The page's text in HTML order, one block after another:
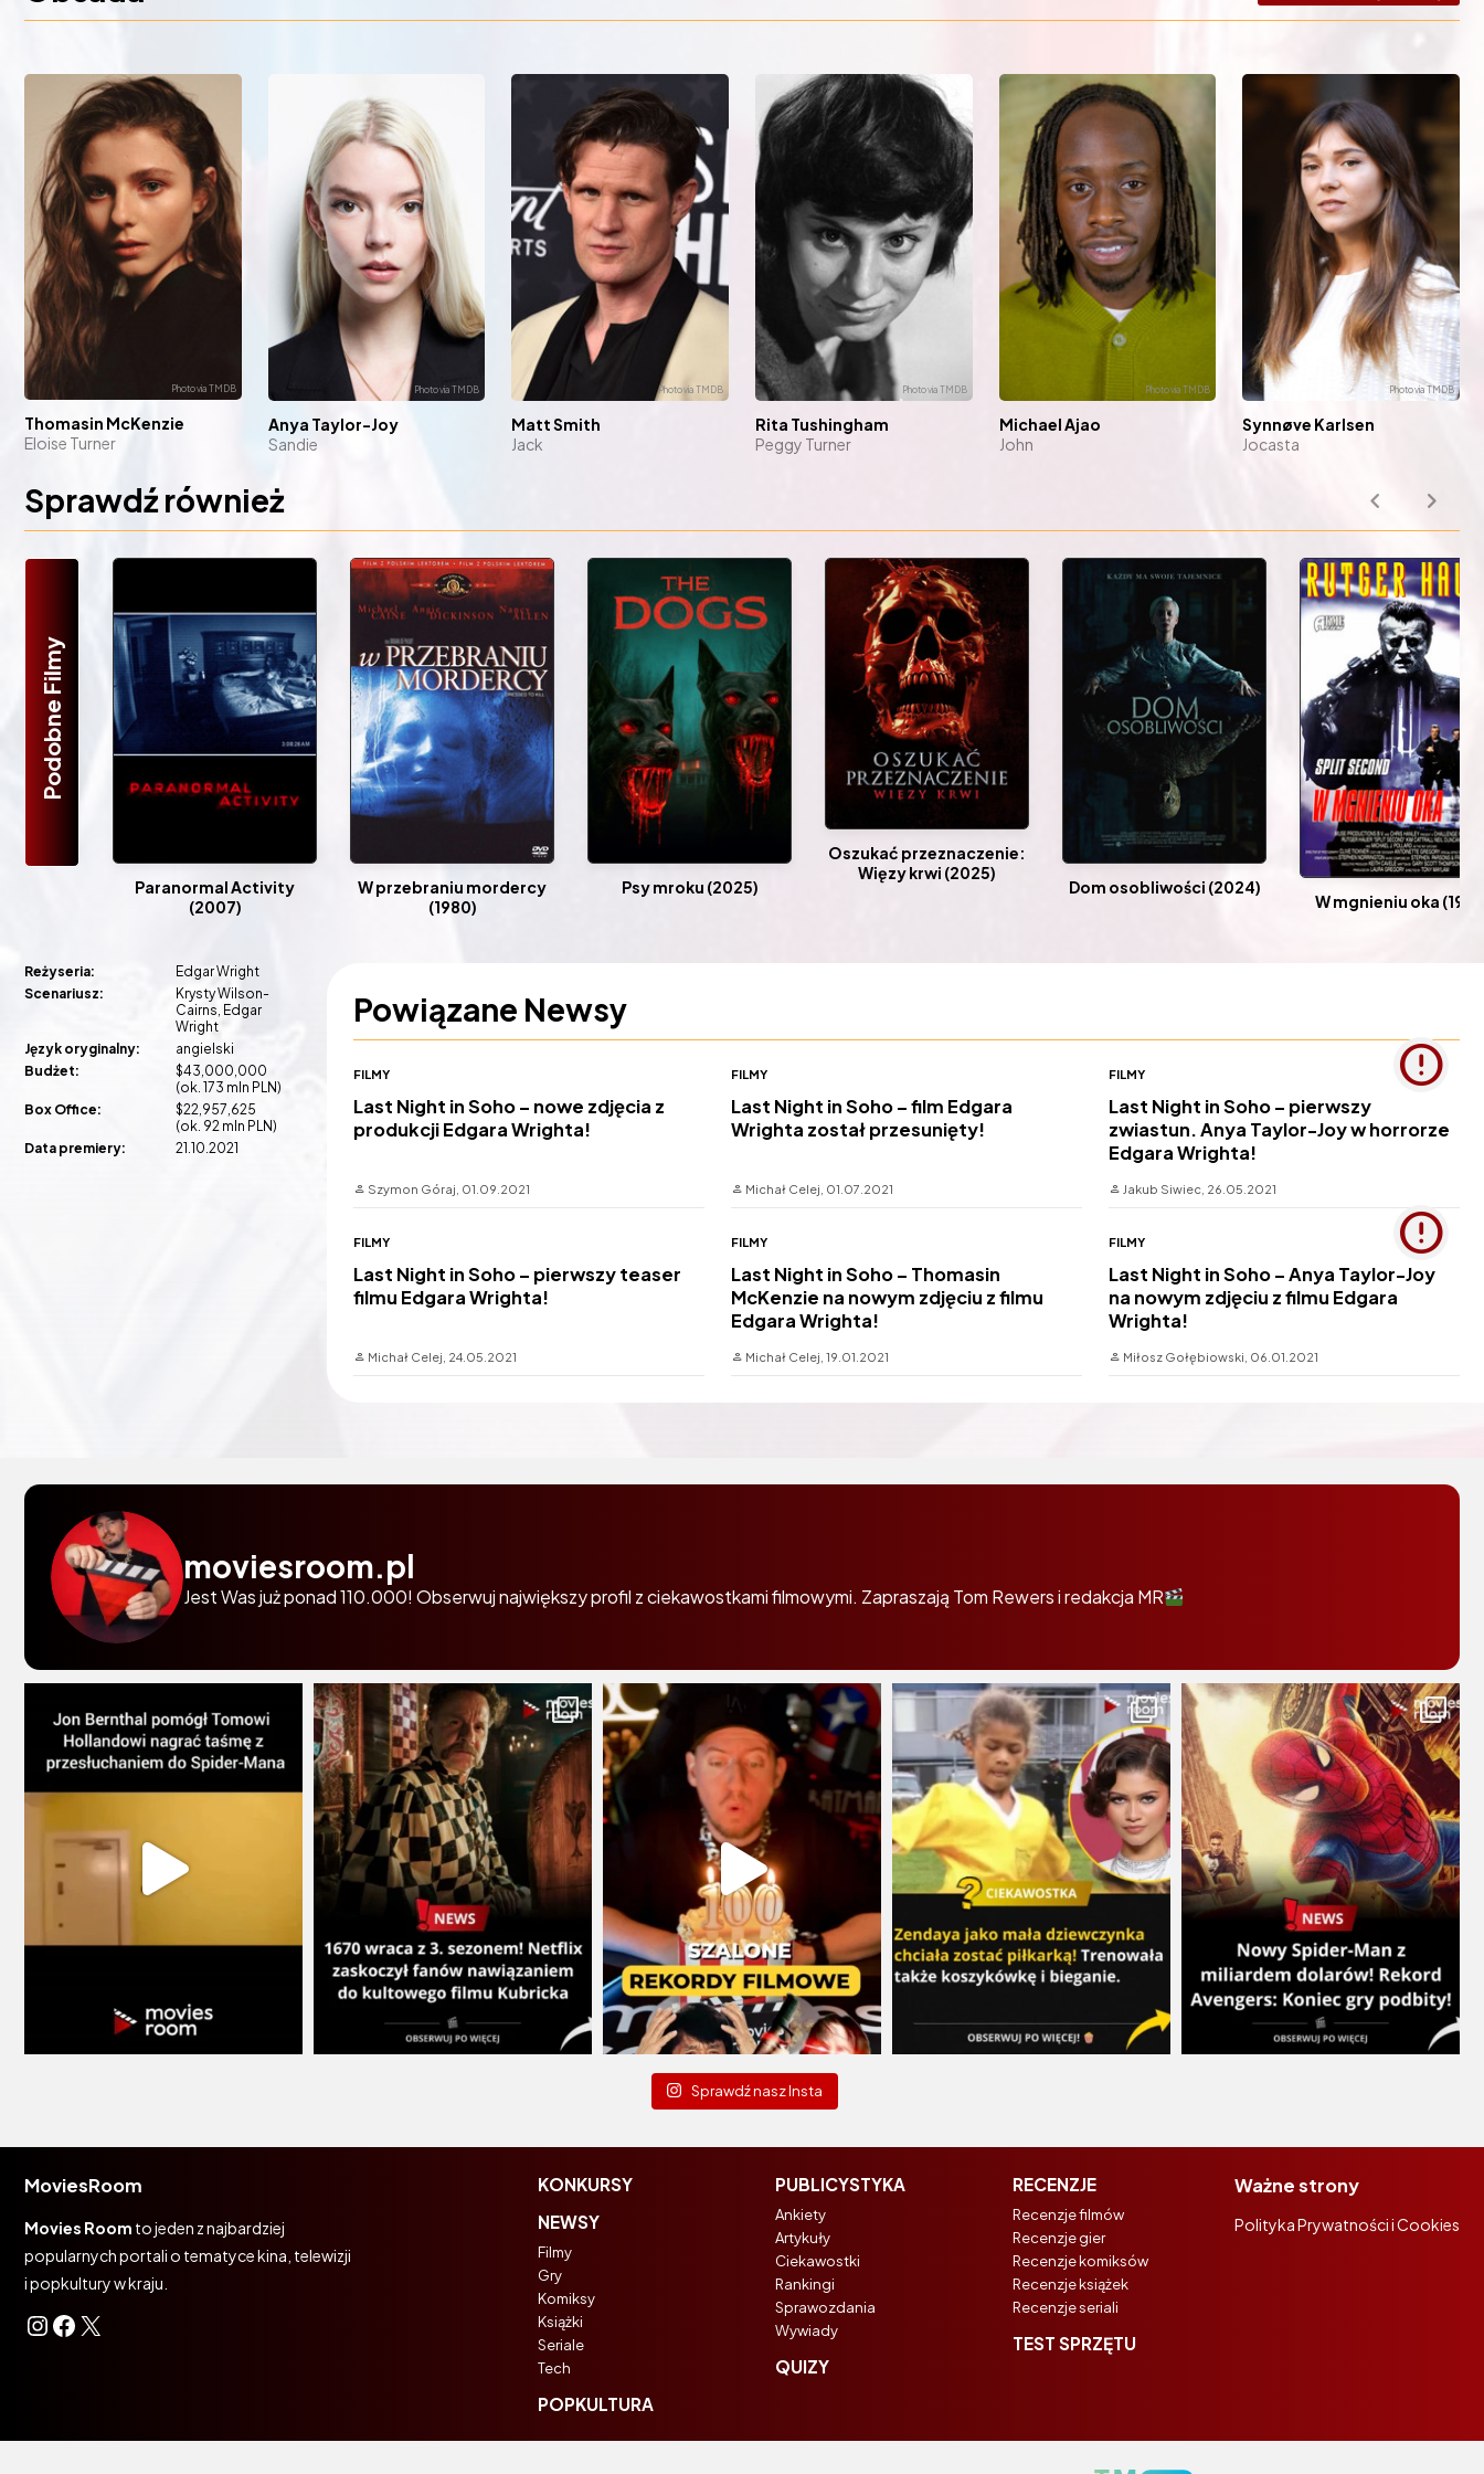
Thomasin McKenzie
Eloise Turner
Anya Taylor-Joy
Sandie
Matt Smith
Jack
Rita Tushingham
Peggy Turner
Michael Ajao
John
Synnøve Karlsen
Jocasta
Sprawdź również
Podobne Filmy
Paranormal Activity
(2007)
W przebraniu mordercy
(1980)
Psy mroku (2025)
Oszukać przeznaczenie:
Więzy krwi (2025)
Dom osobliwości (2024)
W mgnieniu oka
Reżyseria:
Edgar Wright
Scenariusz:
Krysty Wilson-
Cairns Edgar
Wright
Język oryginalny:
angielski
Budżet:
$43,000,000
(ok. 173 mln PLN)
Box Office:
$22,957,625
(ok. 92 mln PLN)
Data premiery:
21.10.2021
Powiązane Newsy
FILMY
Last Night in Soho – nowe zdjęcia z
produkcji Edgara Wrighta!
Szymon Góraj, 01.09.2021
FILMY
Last Night in Soho – film Edgara
Wrighta został przesunięty!
Michał Celej, 01.07.2021
FILMY
Last Night in Soho – pierwszy
zwiastun. Anya Taylor-Joy w horrorze
Edgara Wrighta!
Jakub Siwiec, 26.05.2021
FILMY
Last Night in Soho – pierwszy teaser
filmu Edgara Wrighta!
Michał Celej, 24.05.2021
FILMY
Last Night in Soho – Thomasin
McKenzie na nowym zdjęciu z filmu
Edgara Wrighta!
Michał Celej, 19.01.2021
FILMY
Last Night in Soho – Anya Taylor-Joy
na nowym zdjęciu z filmu Edgara
Wrighta!
Miłosz Gołębiowski, 06.01.2021
moviesroom.pl
Jest Was już ponad 110.000! Obserwuj największy profil z ciekawostkami filmowymi. Zapraszają Tom Rewers i redakcja MR
Sprawdź nasz Insta
MoviesRoom
Movies Room to jeden z najbardziej
popularnych portali o tematyce kina, telewizji
i popkultury w kraju.
Instagram
Facebook
X
KONKURSY
NEWSY
Filmy
Gry
Komiksy
Książki
Seriale
Tech
POPKULTURA
PUBLICYSTYKA
Ankiety
Artykuły
Ciekawostki
Rankingi
Sprawozdania
Wywiady
QUIZY
RECENZJE
Recenzje filmów
Recenzje gier
Recenzje komiksów
Recenzje książek
Recenzje seriali
TEST SPRZĘTU
Ważne strony
Polityka Prywatności i Cookies